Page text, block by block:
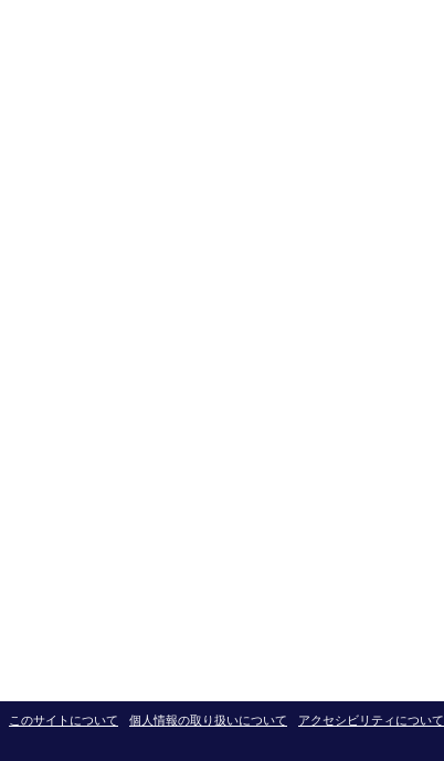
このサイトについて 個人情報の取り扱いについて アクセシビリティについて